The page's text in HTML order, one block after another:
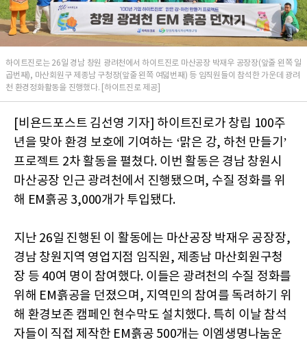
하이트진로는 26일 경남 창원 광려천에서 하이트진로 마산공장 박재우 공장장(앞줄 왼쪽 일
곱번째), 마산회원구 제종남 구청장(앞줄 왼쪽 여덟번째) 등 임직원들이 참석한 가운데 광려
천 환경정화활동을 진행했다. [하이트진로 제공]
[비욘드포스트 김선영 기자] 하이트진로가 창립 100주
년을 맞아 환경 보호에 기여하는 ‘맑은 강, 하천 만들기’
프로젝트 2차 활동을 펼쳤다. 이번 활동은 경남 창원시
마산공장 인근 광려천에서 진행됐으며, 수질 정화를 위
해 EM흙공 3,000개가 투입됐다.
지난 26일 진행된 이 활동에는 마산공장 박재우 공장장,
경남 창원지역 영업지점 임직원, 제종남 마산회원구청
장 등 40여 명이 참여했다. 이들은 광려천의 수질 정화를
위해 EM흙공을 던졌으며, 지역민의 참여를 독려하기 위
해 환경보존 캠페인 현수막도 설치했다. 특히 이날 참석
자들이 직접 제작한 EM흙공 500개는 이엠생명나눔운